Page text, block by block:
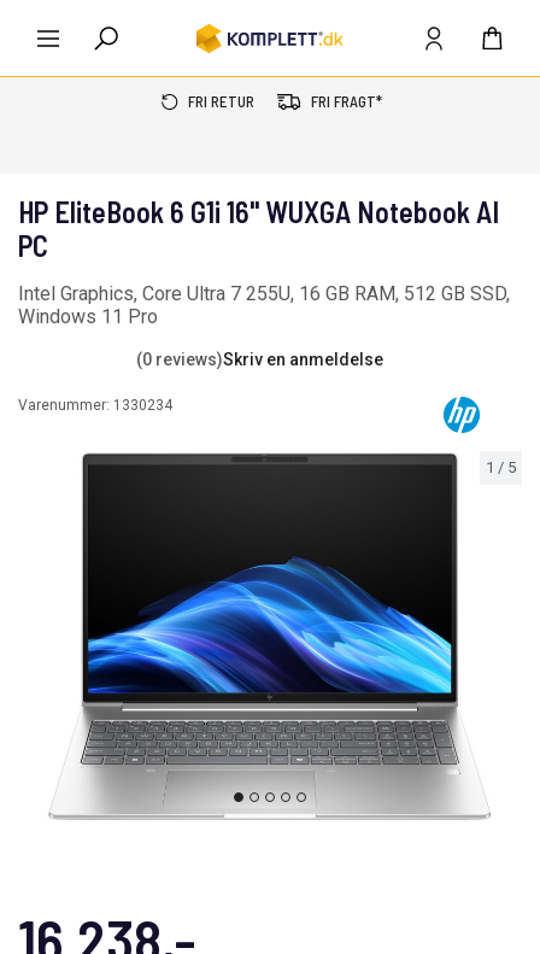
FRI RETUR FRI FRAGT*
1 / 5
HP EliteBook 6 G1i 16" WUXGA Notebook AI
PC
Intel Graphics, Core Ultra 7 255U, 16 GB RAM, 512 GB SSD,
Windows 11 Pro
(0 reviews)Skriv en anmeldelse
Varenummer: 1330234
16.238,-